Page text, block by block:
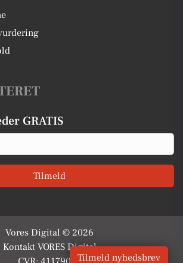
GRATIS
Tilmeld
Vores Digital © 2026
Kontakt VORES Digital
Tilmeld nyhedsbrev